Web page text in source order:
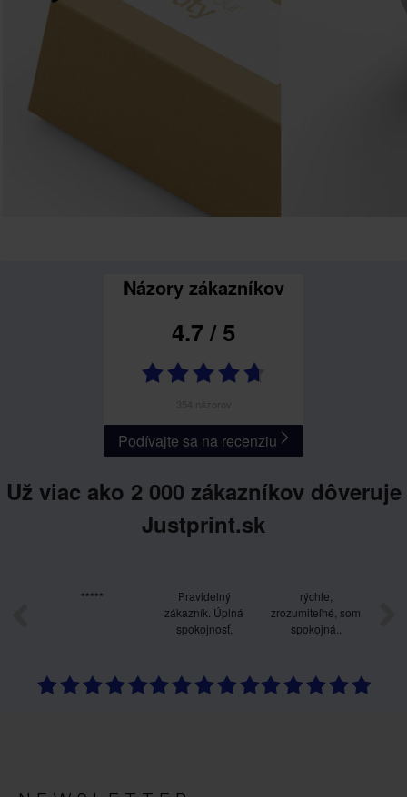
Názory zákazníkov
4.7/5
Podívajte sa na recenziu
Už viac ako 2 000 zákazníkov dôveruje
Justprint.sk
*****
Pravidelný
zákazník. Úplná
spokojnosť.
rýchle,
zrozumiteľné, som
spokojná..